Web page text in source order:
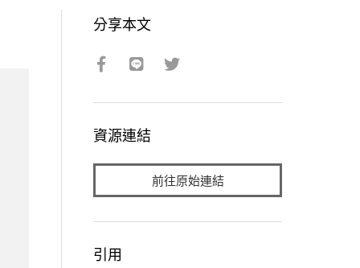
分享本文
資源連結
前往原始連結
引用